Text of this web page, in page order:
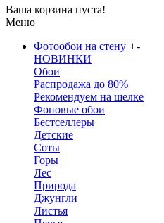
Ваша корзина пуста!
Меню
Фотообои на стену +-
НОВИНКИ
Обои
Распродажа до 80%
Рекомендуем на шелке
Фоновые обои
Бестселлеры
Детские
Соты
Горы
Лес
Природа
Джунгли
Листья